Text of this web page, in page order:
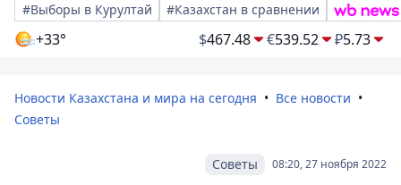
#Выборы в Курултай
#Казахстан в сравнении
+33° $467.48 €539.52 ₽5.73
Новости Казахстана и мира на сегодня
Все новости
Советы
08:20, 27 ноября 2022
Советы